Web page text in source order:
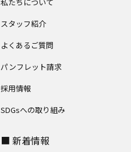
スタッフ紹介
よくあるご質問
パンフレット請求
採用情報
SDGsへの取り組み
■ 新着情報